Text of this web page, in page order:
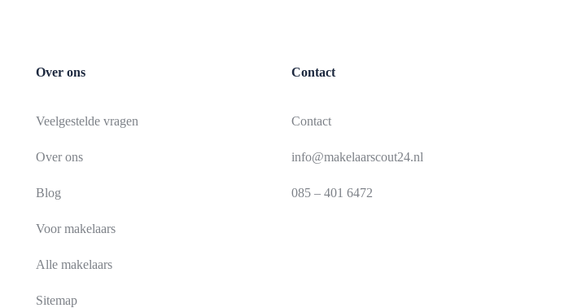
Over ons
Veelgestelde vragen
Over ons
Blog
Voor makelaars
Alle makelaars
Sitemap
Contact
Contact
info@makelaarscout24.nl
085 – 401 6472